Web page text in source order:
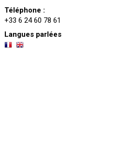
Téléphone :
+33 6 24 60 78 61
Langues parlées